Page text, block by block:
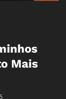
Mais